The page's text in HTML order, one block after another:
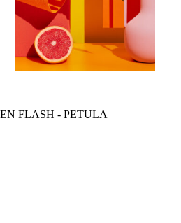
FLASH - PETULA